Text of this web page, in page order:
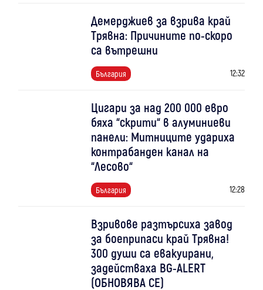
Демерджиев за взрива край
Трявна: Причините по-скоро
са вътрешни
България 12:32
Цигари за над 200 000 евро
бяха “скрити“ в алуминиеви
панели: Митниците удариха
контрабанден канал на
“Лесово“
България 12:28
Взривове разтърсиха завод
за боеприпаси край Трявна!
300 души са евакуирани,
задействаха BG-ALERT
(ОБНОВЯВА СЕ)